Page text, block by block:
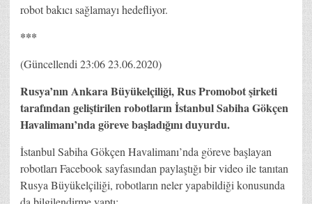
robot bakıcı sağlamayı hedefliyor.
***
(Güncellendi 23:06 23.06.2020)
Rusya’nın Ankara Büyükelçiliği, Rus Promobot şirketi
tarafından geliştirilen robotların İstanbul Sabiha Gökçen
Havalimanı’nda göreve başladığını duyurdu.
İstanbul Sabiha Gökçen Havalimanı’nda göreve başlayan
robotları Facebook sayfasından paylaştığı bir video ile tanıtan
Rusya Büyükelçiliği, robotların neler yapabildiği konusunda